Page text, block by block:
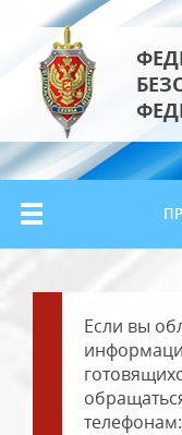
Если вы
телефонам: